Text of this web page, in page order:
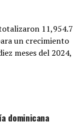
11,954.7
un crecimiento
meses del 2024,
dominicana